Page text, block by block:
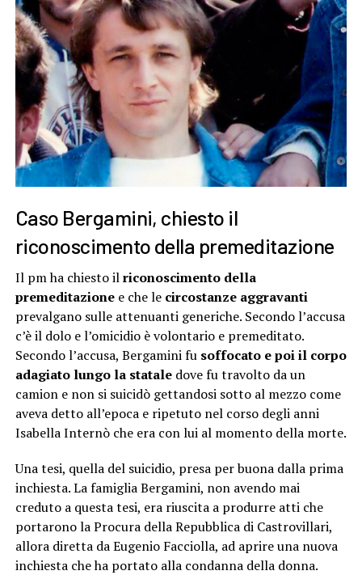
Caso Bergamini, chiesto il
riconoscimento della premeditazione
Il pm ha chiesto ilriconoscimento della
premeditazionee che le circostanze aggravanti
prevalgano sulle attenuanti generiche. Secondo l’accusa
c’è il dolo e l’omicidio è volontario e premeditato.
Secondo l’accusa, Bergamini fu soffocato e poi il corpo
adagiato lungo la stataledove fu travolto da un
camion e non si suicidò gettandosi sotto al mezzo come
aveva detto all’epoca e ripetuto nel corso degli anni
Isabella Internò che era con lui al momento della morte.
Una tesi, quella del suicidio, presa per buona dalla prima
inchiesta. La famiglia Bergamini, non avendo mai
creduto a questa tesi, era riuscita a produrre atti che
portarono la Procura della Repubblica di Castrovillari,
allora diretta da Eugenio Facciolla, ad aprire una nuova
inchiesta che ha portato alla condanna della donna.